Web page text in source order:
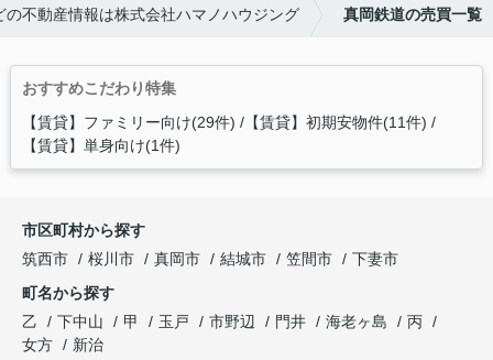
不動産情報は株式会社ハマノハウジング 真岡鉄道の売買一覧
おすすめこだわり特集
【賃貸】ファミリー向け(29件) 【賃貸】初期安物件(11件)
【賃貸】単身向け(1件)
市区町村から探す
筑西市
桜川市 真岡市 結城市 笠間市
下妻市
町名から探す
乙
下中山 甲 玉戸 市野辺 門井 海老ヶ島
丙
女方
新治